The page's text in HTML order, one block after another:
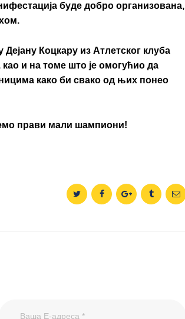
буде добро организована,
.
Дејану Коцкару из Атлетског клуба
и на томе што је омогућио да
како би свако од њих понео
прави мали шампиони!